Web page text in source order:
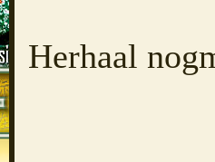
Herhaal